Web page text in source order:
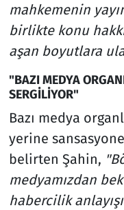
mahkemenin
birlikte konu
aşan boyutlara
"BAZI MEDYA
SERGİLİYOR"
Bazı medya
yerine
belirten Şahin,
medyamızdan
habercilik